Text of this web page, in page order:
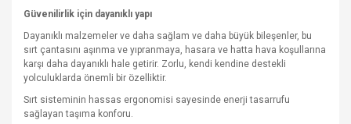
Güvenilirlik için dayanıklı yapı
Dayanıklı malzemeler ve daha sağlam ve daha büyük bileşenler, bu
sırt çantasını aşınma ve yıpranmaya, hasara ve hatta hava koşullarına
karşı daha dayanıklı hale getirir. Zorlu, kendi kendine destekli
yolculuklarda önemli bir özelliktir.
Sırt sisteminin hassas ergonomisi sayesinde enerji tasarrufu
sağlayan taşıma konforu.